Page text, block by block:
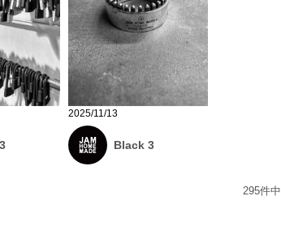
2025/11/13
Black 3
295件中